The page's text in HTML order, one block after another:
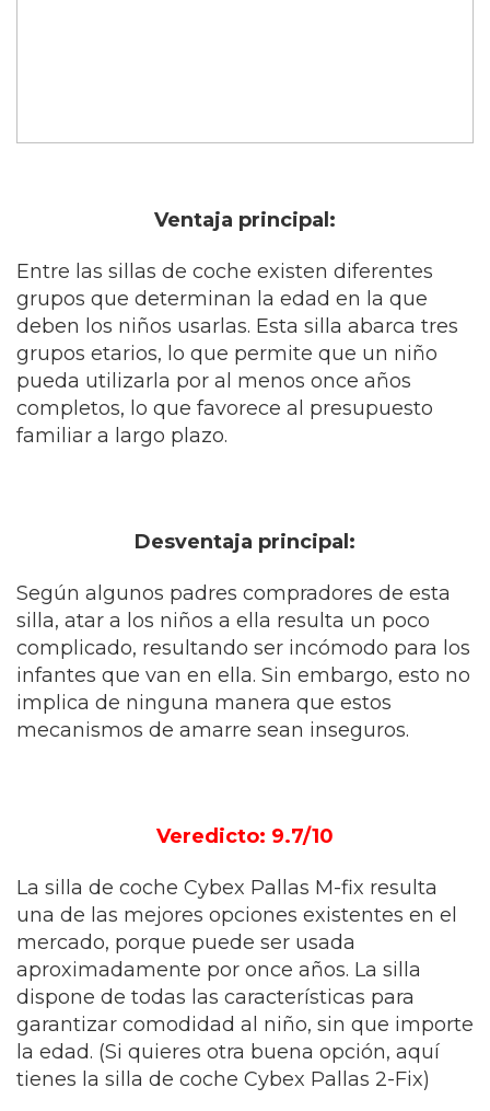
Ventaja principal:
Entre las sillas de coche existen diferentes
grupos que determinan la edad en la que
deben los niños usarlas. Esta silla abarca tres
grupos etarios, lo que permite que un niño
pueda utilizarla por al menos once años
completos, lo que favorece al presupuesto
familiar a largo plazo.
Desventaja principal:
Según algunos padres compradores de esta
silla, atar a los niños a ella resulta un poco
complicado, resultando ser incómodo para los
infantes que van en ella. Sin embargo, esto no
implica de ninguna manera que estos
mecanismos de amarre sean inseguros.
Veredicto: 9.7/10
La silla de coche Cybex Pallas M-fix resulta
una de las mejores opciones existentes en el
mercado, porque puede ser usada
aproximadamente por once años. La silla
dispone de todas las características para
garantizar comodidad al niño, sin que importe
la edad. (Si quieres otra buena opción, aquí
tienes la silla de coche Cybex Pallas 2-Fix)